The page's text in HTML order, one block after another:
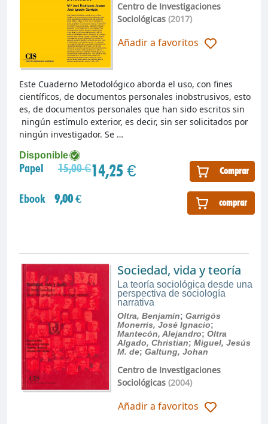
Centro de Investigaciones
Sociológicas(2017)
Añadir a favoritos
Disponible
Papel 15,00 €14,25 € Comprar
Ebook 9,00 € comprar
Este Cuaderno Metodológico aborda el uso, con fines
científicos, de documentos personales inobstrusivos, esto
es, de documentos personales que han sido escritos sin
ningún estímulo exterior, es decir, sin ser solicitados por
ningún investigador. Se …
Sociedad, vida y teoría
La teoría sociológica desde una
perspectiva de sociología
narrativa
Oltra, Benjamín; Garrigós
Monerris, José Ignacio;
Mantecón, Alejandro; Oltra
Algado, Christian; Miguel, Jesús
M. de; Galtung, Johan
Centro de Investigaciones
Sociológicas(2004)
Añadir a favoritos